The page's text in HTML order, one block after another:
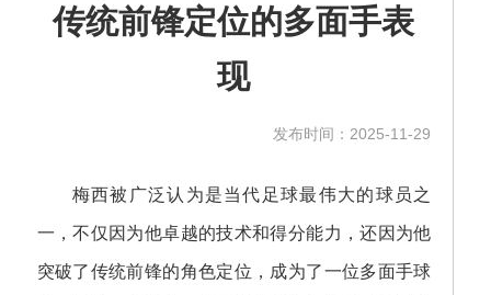
传统前锋定位的多面手表
现
发布时间：2025-11-29
梅西被广泛认为是当代足球最伟大的球员之
一，不仅因为他卓越的技术和得分能力，还因为他
突破了传统前锋的角色定位，成为了一位多面手球